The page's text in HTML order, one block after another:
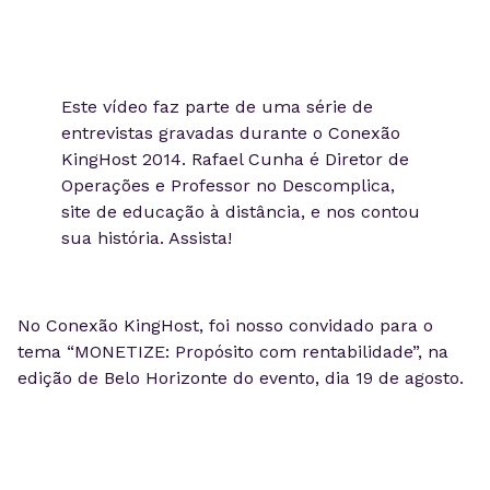
Este vídeo faz parte de uma série de
entrevistas gravadas durante o Conexão
KingHost 2014. Rafael Cunha é Diretor de
Operações e Professor no Descomplica,
site de educação à distância, e nos contou
sua história. Assista!
No Conexão KingHost, foi nosso convidado para o
tema “MONETIZE: Propósito com rentabilidade”, na
edição de Belo Horizonte do evento, dia 19 de agosto.